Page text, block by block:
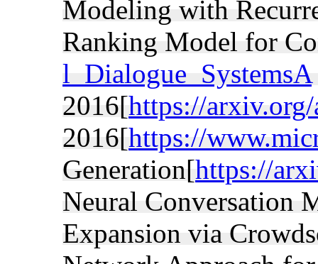
Modeling with
Ranking Model for
l_Dialogue_SystemsA
2016[https://
2016[https://
Generation[https://
Neural Conversation
Expansion via